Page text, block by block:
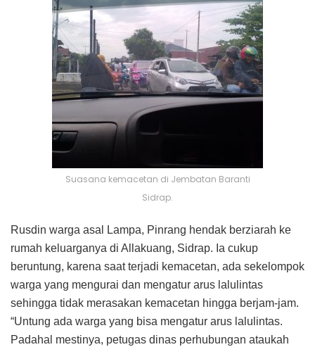
Suasana kemacetan di Jembatan Baranti
Sidrap.
Rusdin warga asal Lampa, Pinrang hendak berziarah ke
rumah keluarganya di Allakuang, Sidrap. Ia cukup
beruntung, karena saat terjadi kemacetan, ada sekelompok
warga yang mengurai dan mengatur arus lalulintas
sehingga tidak merasakan kemacetan hingga berjam-jam.
“Untung ada warga yang bisa mengatur arus lalulintas.
Padahal mestinya, petugas dinas perhubungan ataukah